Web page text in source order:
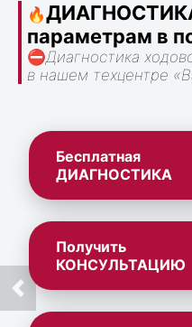
🔥
параметрам в
⛔Диагностика
в нашем техцентре
Бесплатная
ДИАГНОСТИКА
Получить
КОНСУЛЬТАЦИЮ